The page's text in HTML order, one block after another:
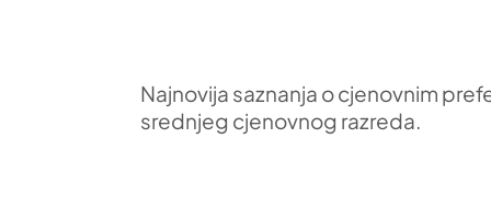
Najnovija saznanja o cjenovnim
srednjeg cjenovnog razreda.